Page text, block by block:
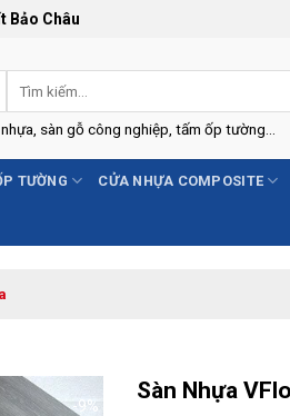
Bảo Châu
kiếm:
sàn gỗ công nghiệp, tấm ốp tường...
TƯỜNG CỬA NHỰA COMPOSITE
-9%
Sàn Nhựa